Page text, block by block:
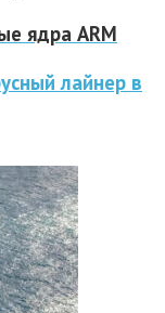
ядра ARM
лайнер в